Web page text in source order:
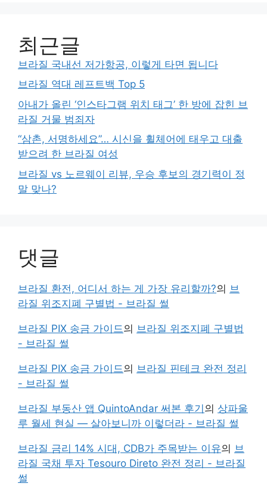
최근글
브라질 국내선 저가항공, 이렇게 타면 됩니다
브라질 역대 레프트백 Top 5
아내가 올린 ‘인스타그램 위치 태그’ 한 방에 잡힌 브
라질 거물 범죄자
“삼촌, 서명하세요”… 시신을 휠체어에 태우고 대출
받으려 한 브라질 여성
브라질 vs 노르웨이 리뷰, 우승 후보의 경기력이 정
말 맞나?
댓글
브라질 환전, 어디서 하는 게 가장 유리할까?의 브
라질 위조지폐 구별법 - 브라질 썰
브라질 PIX 송금 가이드의 브라질 위조지폐 구별법
- 브라질 썰
브라질 PIX 송금 가이드의 브라질 핀테크 완전 정리
- 브라질 썰
브라질 부동산 앱 QuintoAndar 써본 후기의 상파울
루 월세 현실 — 살아보니까 이렇더라 - 브라질 썰
브라질 금리 14% 시대, CDB가 주목받는 이유의 브
라질 국채 투자 Tesouro Direto 완전 정리 - 브라질
썰